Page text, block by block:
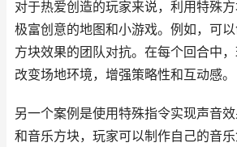
对于热爱创造的玩家来说，利用特殊
极富创意的地图和小游戏。例如，可
方块效果的团队对抗。在每个回合中
改变场地环境，增强策略性和互动感。
另一个案例是使用特殊指令实现声音
和音乐方块，玩家可以制作自己的音